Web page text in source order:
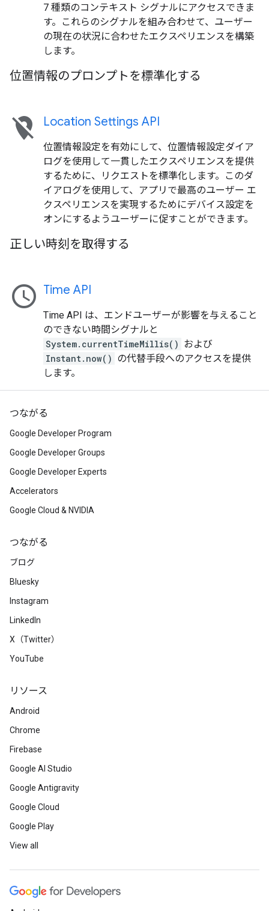
7 種類のコンテキスト シグナルにアクセスできま
す。これらのシグナルを組み合わせて、ユーザー
の現在の状況に合わせたエクスペリエンスを構築
します。
位置情報のプロンプトを標準化する
location_off Location Settings API
位置情報設定を有効にして、位置情報設定ダイア
ログを使用して一貫したエクスペリエンスを提供
するために、リクエストを標準化します。このダ
イアログを使用して、アプリで最高のユーザー エ
クスペリエンスを実現するためにデバイス設定を
オンにするようユーザーに促すことができます。
正しい時刻を取得する
schedule Time API
Time API は、エンドユーザーが影響を与えること
のできない時間シグナルと
System.currentTimeMillis() および
Instant.now() の代替手段へのアクセスを提供
します。
つながる
Google Developer Program
Google Developer Groups
Google Developer Experts
Accelerators
Google Cloud & NVIDIA
つながる
ブログ
Bluesky
Instagram
LinkedIn
X（Twitter）
YouTube
リソース
Android
Chrome
Firebase
Google AI Studio
Google Antigravity
Google Cloud
Google Play
View all